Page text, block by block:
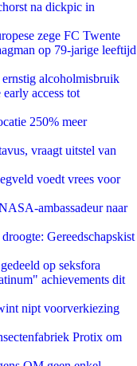
na dickpic in
zege FC Twente
op 79-jarige leeftijd
alcoholmisbruik
access tot
250% meer
vraagt uitstel van
voedt vrees voor
ambassadeur naar
Gereedschapskist
op seksfora
achievements dit
nipt voorverkiezing
Protix om